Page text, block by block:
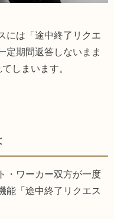
には 「途中終了リクエ
定期間返答しないまま
しまいます。
・ワーカー双方が一度
能「途中終了リクエス